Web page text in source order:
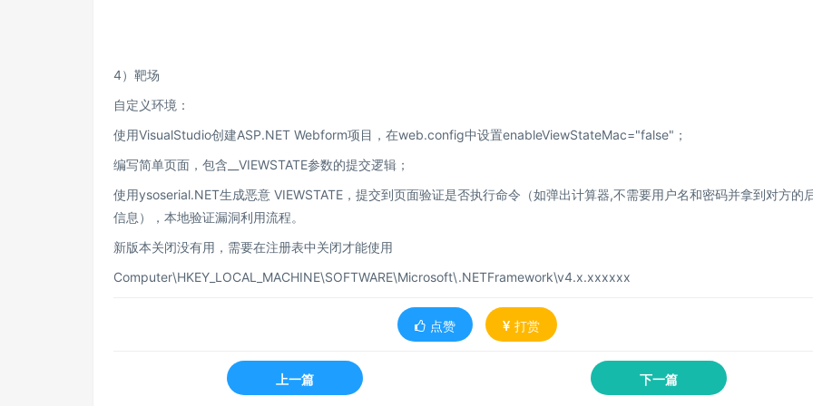
4）靶场
自定义环境：
使用VisualStudio创建ASP.NET Webform项目，在web.config中设置enableViewStateMac="false"；
编写简单页面，包含__VIEWSTATE参数的提交逻辑；
使用ysoserial.NET生成恶意 VIEWSTATE，提交到页面验证是否执行命令（如弹出计算器,不需要用户名和密码并拿到对方的
信息），本地验证漏洞利用流程。
新版本关闭没有用，需要在注册表中关闭才能使用
Computer\HKEY_LOCAL_MACHINE\SOFTWARE\Microsoft\.NETFramework\v4.x.xxxxxx
点赞 打赏
上一篇 下一篇